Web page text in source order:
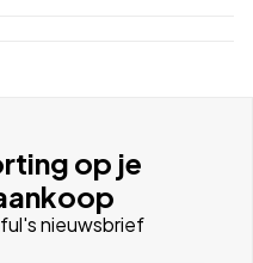
op je
nieuwsbrief